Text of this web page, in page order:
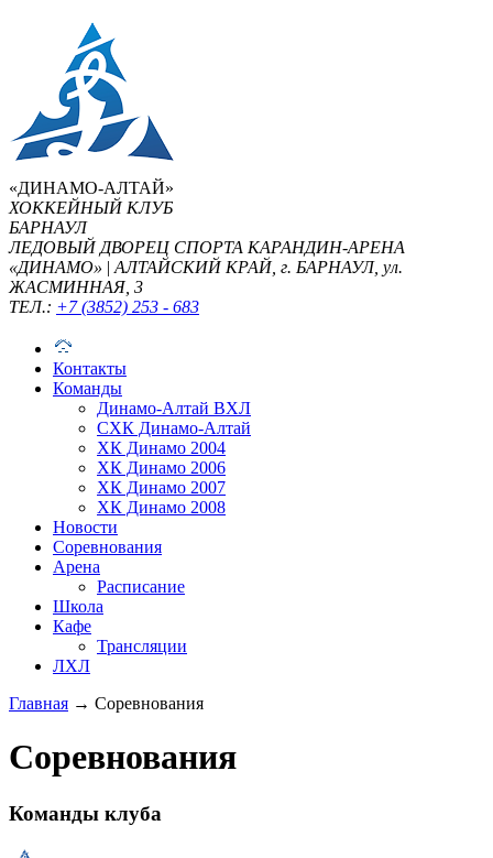
«ДИНАМО-АЛТАЙ»
ХОККЕЙНЫЙ КЛУБ
БАРНАУЛ
ЛЕДОВЫЙ ДВОРЕЦ СПОРТА КАРАНДИН-АРЕНА
«ДИНАМО» | АЛТАЙСКИЙ КРАЙ, г. БАРНАУЛ, ул.
ЖАСМИННАЯ, 3
ТЕЛ.: +7 (3852) 253 - 683
Контакты
Команды
Динамо-Алтай ВХЛ
СХК Динамо-Алтай
ХК Динамо 2004
ХК Динамо 2006
ХК Динамо 2007
ХК Динамо 2008
Новости
Соревнования
Арена
Расписание
Школа
Кафе
Трансляции
ЛХЛ
Главная → Соревнования
Соревнования
Команды клуба